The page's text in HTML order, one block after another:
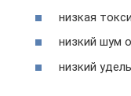
низкая
низкий шум
низкий